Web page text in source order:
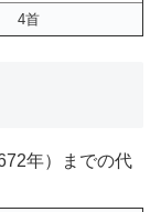
4首
年）までの代